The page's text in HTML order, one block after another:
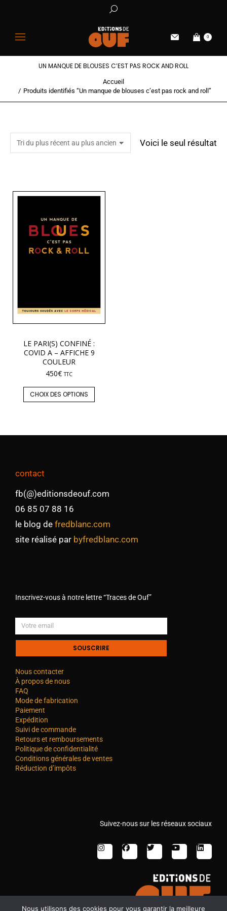
0
UN MANQUE DE BLOUSES C’EST PAS ROCK AND ROLL
Accueil
Produits identifiés “Un manque de blouses c’est pas rock and roll”
Voici le seul résultat
LE PARI(S) CONFINÉ :
COVID A – AFFICHE 9
COULEUR
450€ TTC
CHOIX DES OPTIONS
contact
fb(@)editionsdeouf.com
06 85 07 88 16
le blog de fredblanc.com
site réalisé par byfredblanc.com
Inscrivez-vous à notre lettre “Traces de Ouf”
SOUSCRIRE
Nous contacter
À propos de nous
FAQ
Mode de fabrication
Paiement
Expédition
Suivi de commande
Retours et remboursements
Politique de confidentialité
Conditions générales de ventes
Réduction d’impôts
Suivez-nous sur les réseaux sociaux
Nous utilisons des cookies pour vous garantir la meilleure